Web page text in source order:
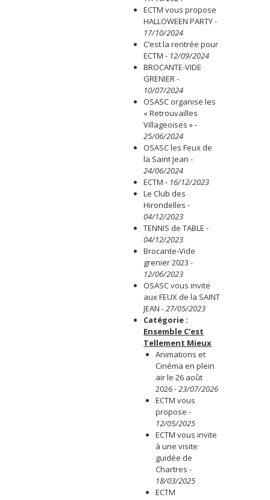
ECTM vous propose
HALLOWEEN PARTY-
17/10/2024
C’est la rentrée pour
ECTM - 12/09/2024
BROCANTE-VIDE
GRENIER-
10/07/2024
OSASC organise les
« Retrouvailles
Villageoises »-
25/06/2024
OSASC les Feux de
la Saint Jean -
24/06/2024
ECTM - 16/12/2023
Le Club des
Hirondelles -
04/12/2023
TENNIS de TABLE -
04/12/2023
Brocante-Vide
grenier 2023 -
12/06/2023
OSASC vous invite
aux FEUX de la SAINT
JEAN -27/05/2023
Catégorie :
Ensemble C'est
Tellement Mieux
Animations et
Cinéma en plein
air le 26 août
2026-23/07/2026
ECTM vous
propose -
12/05/2025
ECTM vous invite
à une visite
guidée de
Chartres -
18/03/2025
ECTM